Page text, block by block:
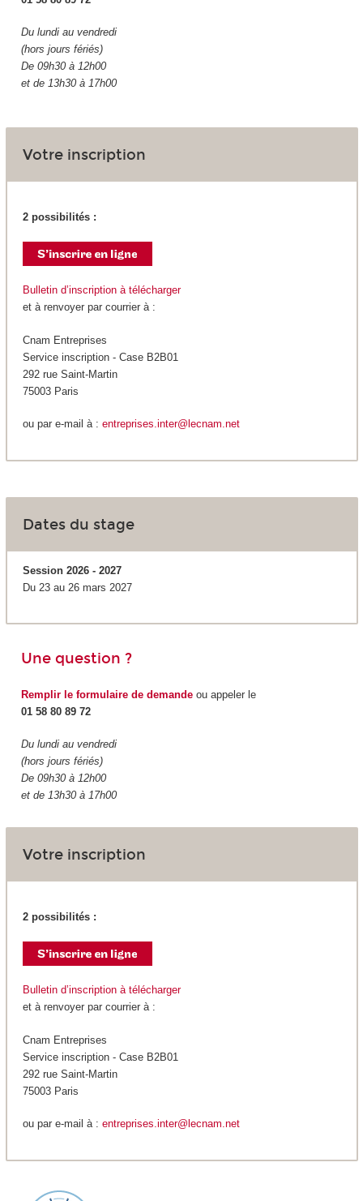
Du lundi au vendredi
(hors jours fériés)
De 09h30 à 12h00
et de 13h30 à 17h00
Votre inscription
2 possibilités :
Bulletin d’inscription à télécharger
et à renvoyer par courrier à :
Cnam Entreprises
Service inscription - Case B2B01
292 rue Saint-Martin
75003 Paris
ou par e-mail à : entreprises.inter@lecnam.net
Dates du stage
Session 2026 - 2027
Du 23 au 26 mars 2027
Une question ?
Remplir le formulaire de demandeou appeler le
01 58 80 89 72
Du lundi au vendredi
(hors jours fériés)
De 09h30 à 12h00
et de 13h30 à 17h00
Votre inscription
2 possibilités :
Bulletin d’inscription à télécharger
et à renvoyer par courrier à :
Cnam Entreprises
Service inscription - Case B2B01
292 rue Saint-Martin
75003 Paris
ou par e-mail à : entreprises.inter@lecnam.net